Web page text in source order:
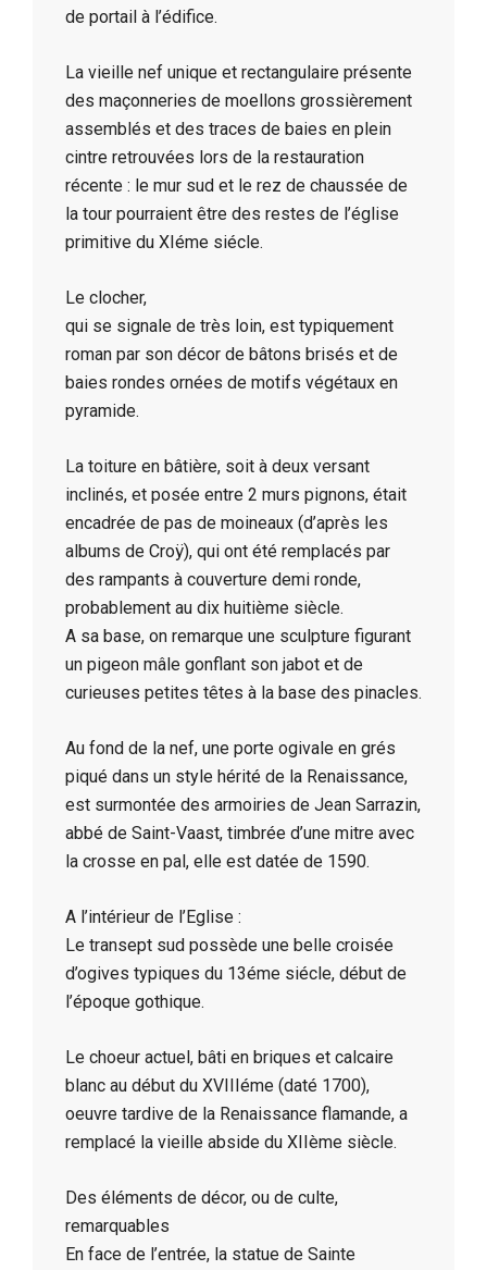
de portail à l’édifice.
La vieille nef unique et rectangulaire présente
des maçonneries de moellons grossièrement
assemblés et des traces de baies en plein
cintre retrouvées lors de la restauration
récente : le mur sud et le rez de chaussée de
la tour pourraient être des restes de l’église
primitive du XIéme siécle.
Le clocher,
qui se signale de très loin, est typiquement
roman par son décor de bâtons brisés et de
baies rondes ornées de motifs végétaux en
pyramide.
La toiture en bâtière, soit à deux versant
inclinés, et posée entre 2 murs pignons, était
encadrée de pas de moineaux (d’après les
albums de Croÿ), qui ont été remplacés par
des rampants à couverture demi ronde,
probablement au dix huitième siècle.
A sa base, on remarque une sculpture figurant
un pigeon mâle gonflant son jabot et de
curieuses petites têtes à la base des pinacles.
Au fond de la nef, une porte ogivale en grés
piqué dans un style hérité de la Renaissance,
est surmontée des armoiries de Jean Sarrazin,
abbé de Saint-Vaast, timbrée d’une mitre avec
la crosse en pal, elle est datée de 1590.
A l’intérieur de l’Eglise :
Le transept sud possède une belle croisée
d’ogives typiques du 13éme siécle, début de
l’époque gothique.
Le choeur actuel, bâti en briques et calcaire
blanc au début du XVIIIéme (daté 1700),
oeuvre tardive de la Renaissance flamande, a
remplacé la vieille abside du XIIème siècle.
Des éléments de décor, ou de culte,
remarquables
En face de l’entrée, la statue de Sainte